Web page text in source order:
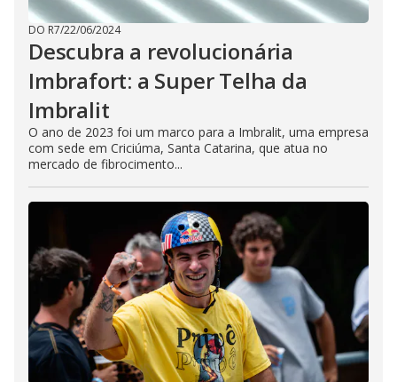
DO R7/22/06/2024
Descubra a revolucionária
Imbrafort: a Super Telha da
Imbralit
O ano de 2023 foi um marco para a Imbralit, uma empresa
com sede em Criciúma, Santa Catarina, que atua no
mercado de fibrocimento...